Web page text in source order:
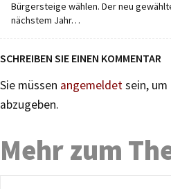
Bürgersteige wählen. Der neu
nächstem Jahr…
SCHREIBEN SIE EINEN KOMMENTAR
Sie müssen angemeldetsein,
abzugeben.
Mehr zum